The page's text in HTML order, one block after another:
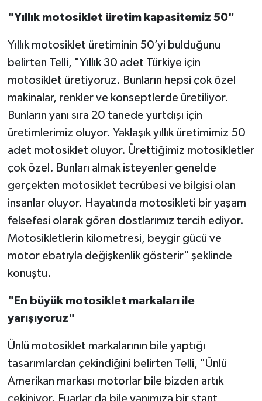
"Yıllık motosiklet üretim kapasitemiz 50"
Yıllık motosiklet üretiminin 50’yi bulduğunu
belirten Telli, "Yıllık 30 adet Türkiye için
motosiklet üretiyoruz. Bunların hepsi çok özel
makinalar, renkler ve konseptlerde üretiliyor.
Bunların yanı sıra 20 tanede yurtdışı için
üretimlerimiz oluyor. Yaklaşık yıllık üretimimiz 50
adet motosiklet oluyor. Ürettiğimiz motosikletler
çok özel. Bunları almak isteyenler genelde
gerçekten motosiklet tecrübesi ve bilgisi olan
insanlar oluyor. Hayatında motosikleti bir yaşam
felsefesi olarak gören dostlarımız tercih ediyor.
Motosikletlerin kilometresi, beygir gücü ve
motor ebatıyla değişkenlik gösterir" şeklinde
konuştu.
"En büyük motosiklet markaları ile
yarışıyoruz"
Ünlü motosiklet markalarının bile yaptığı
tasarımlardan çekindiğini belirten Telli, "Ünlü
Amerikan markası motorlar bile bizden artık
çekiniyor. Fuarlar da bile yanımıza bir stant